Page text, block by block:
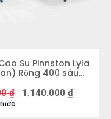
Su Pinnston Lyla
Rộng 400 sâu
830 mm
₫ 1.140.000 ₫